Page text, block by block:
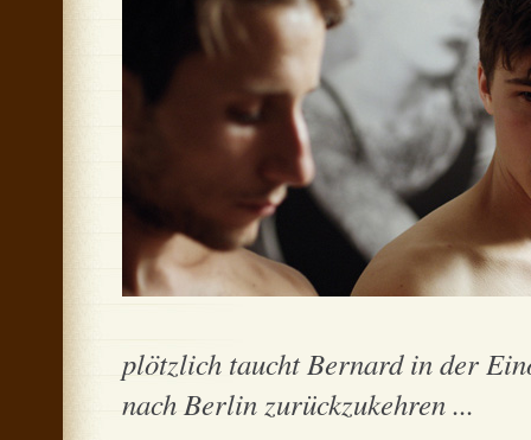
plötzlich taucht Bernard in der
nach Berlin zurückzukehren ...